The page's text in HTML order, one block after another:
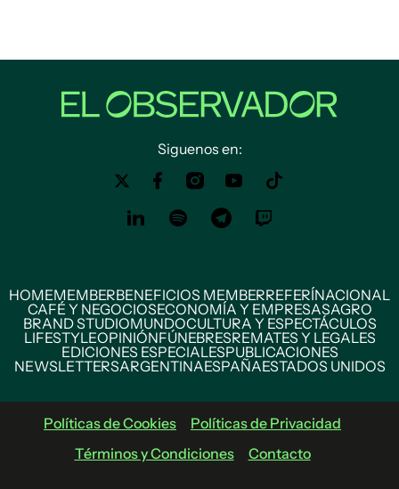
Siguenos en:
HOMEMEMBERBENEFICIOS MEMBERREFERÍNACIONAL
CAFÉ Y NEGOCIOSECONOMÍA Y EMPRESASAGRO
BRAND STUDIOMUNDOCULTURA Y ESPECTÁCULOS
LIFESTYLEOPINIÓNFÚNEBRESREMATES Y LEGALES
EDICIONES ESPECIALESPUBLICACIONES
NEWSLETTERSARGENTINAESPAÑAESTADOS UNIDOS
Políticas de Cookies
Políticas de Privacidad
Términos y Condiciones
Contacto